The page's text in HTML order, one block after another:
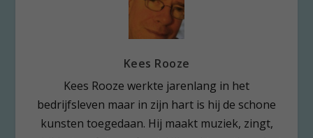
Kees Rooze
Kees Rooze werkte jarenlang in het
bedrijfsleven maar in zijn hart is hij de schone
kunsten toegedaan. Hij maakt muziek, zingt,